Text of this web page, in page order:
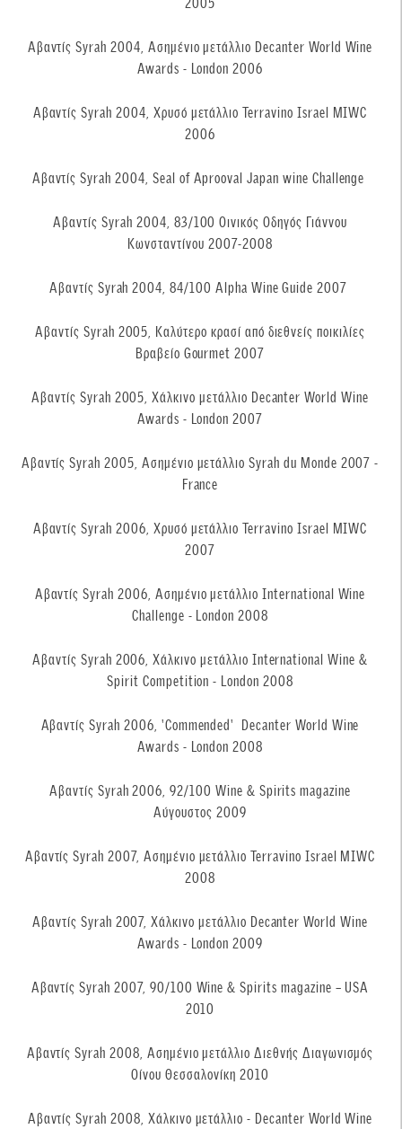
2005
Aβαντίς Syrah 2004, Aσημένιο μετάλλιο Decanter World Wine
Awards - London 2006
Aβαντίς Syrah 2004, Xρυσό μετάλλιο Terravino Israel ΜIWC
2006
Aβαντίς Syrah 2004, Seal of Aprooval Japan wine Challenge
Aβαντίς Syrah 2004, 83/100 Οινικός Οδηγός Γιάννου
Κωνσταντίνου 2007-2008
Aβαντίς Syrah 2004, 84/100 Alpha Wine Guide 2007
Αβαντίς Syrah 2005, Kαλύτερο κρασί από διεθνείς ποικιλίες
Βραβείο Gourmet 2007
Αβαντίς Syrah 2005, Χάλκινο μετάλλιο Decanter World Wine
Awards - London 2007
Αβαντίς Syrah 2005, Ασημένιο μετάλλιο Syrah du Monde 2007 -
France
Αβαντίς Syrah 2006, Χρυσό μετάλλιο Terravino Israel MIWC
2007
Αβαντίς Syrah 2006, Aσημένιο μετάλλιο International Wine
Challenge - London 2008
Αβαντίς Syrah 2006, Χάλκινο μετάλλιο International Wine &
Spirit Competition - London 2008
Αβαντίς Syrah 2006, 'Commended' Decanter World Wine
Awards - London 2008
Αβαντίς Syrah 2006, 92/100 Wine & Spirits magazine
Αύγουστος 2009
Αβαντίς Syrah 2007, Ασημένιο μετάλλιο Terravino Israel MIWC
2008
Αβαντίς Syrah 2007, Χάλκινο μετάλλιο Decanter World Wine
Awards - London 2009
Αβαντίς Syrah 2007, 90/100 Wine & Spirits magazine – USA
2010
Αβαντίς Syrah 2008, Ασημένιο μετάλλιο Διεθνής Διαγωνισμός
Οίνου Θεσσαλονίκη 2010
Αβαντίς Syrah 2008, Χάλκινο μετάλλιο - Decanter World Wine